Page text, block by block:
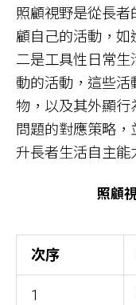
照顧視野是從長者
顧自己的活動，
二是工具性日常生
動的活動，這些活
物，以及其外顯行
問題的對應策略
升長者生活自主能
照顧
次序
1